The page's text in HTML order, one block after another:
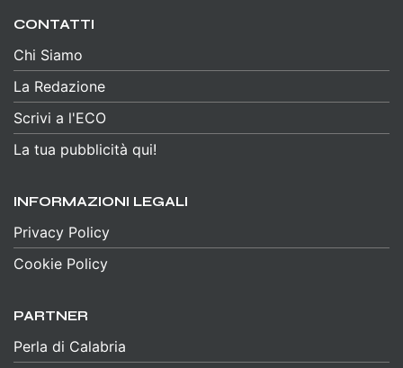
CONTATTI
Chi Siamo
La Redazione
Scrivi a l'ECO
La tua pubblicità qui!
INFORMAZIONI LEGALI
Privacy Policy
Cookie Policy
PARTNER
Perla di Calabria